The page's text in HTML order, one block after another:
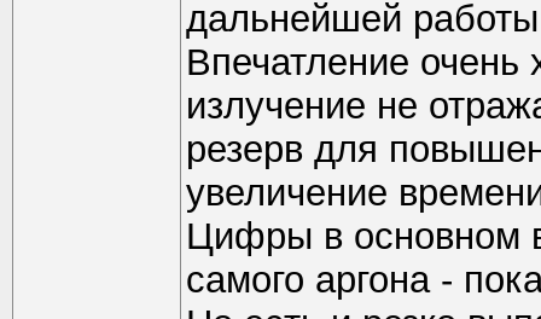
дальнейшей
Впечатление
излучение не
резерв для
увеличение
Цифры в основном
самого аргона -